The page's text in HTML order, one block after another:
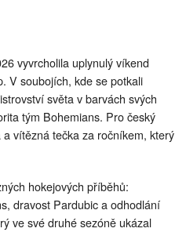
vyvrcholila uplynulý víkend
V soubojích, kde se potkali
světa v barvách svých
tým Bohemians. Pro český
vítězná tečka za ročníkem, který
hokejových příběhů:
dravost Pardubic a odhodlání
ve své druhé sezóně ukázal